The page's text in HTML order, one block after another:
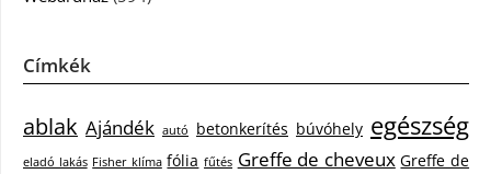
Címkék
ablak Ajándék autó betonkerítés búvóhely egészség
eladó lakás Fisher klíma fólia fűtés Greffe de cheveux Greffe de